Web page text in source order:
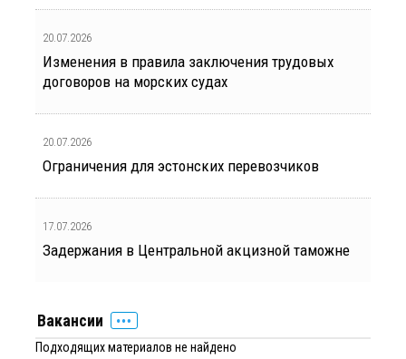
20.07.2026
Изменения в правила заключения трудовых
договоров на морских судах
20.07.2026
Ограничения для эстонских перевозчиков
17.07.2026
Задержания в Центральной акцизной таможне
Вакансии
Подходящих материалов не найдено